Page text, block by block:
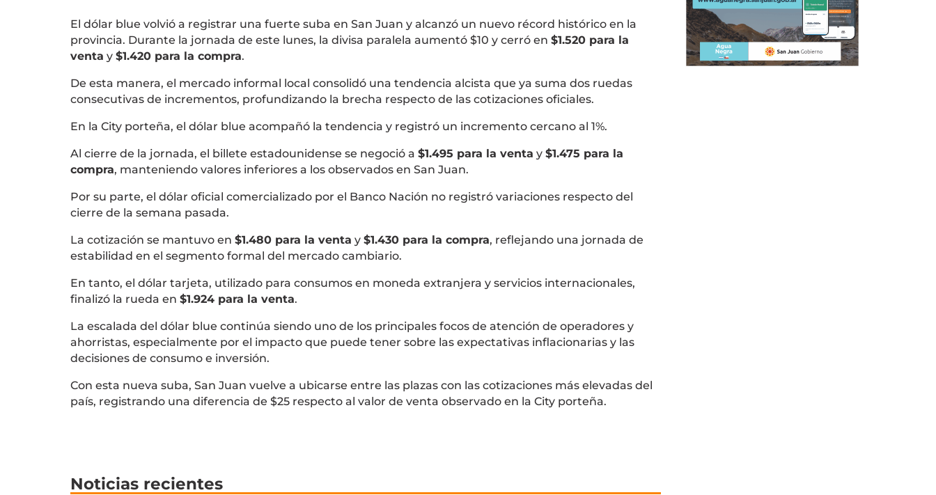
El dólar blue volvió a registrar una fuerte suba en San Juan y alcanzó un nuevo récord histórico en la
provincia. Durante la jornada de este lunes, la divisa paralela aumentó $10 y cerró en $1.520 para la
venta y $1.420 para la compra.
De esta manera, el mercado informal local consolidó una tendencia alcista que ya suma dos ruedas
consecutivas de incrementos, profundizando la brecha respecto de las cotizaciones oficiales.
En la City porteña, el dólar blue acompañó la tendencia y registró un incremento cercano al 1%.
Al cierre de la jornada, el billete estadounidense se negoció a $1.495 para la venta y $1.475 para la
compra, manteniendo valores inferiores a los observados en San Juan.
Por su parte, el dólar oficial comercializado por el Banco Nación no registró variaciones respecto del
cierre de la semana pasada.
La cotización se mantuvo en $1.480 para la venta y $1.430 para la compra, reflejando una jornada de
estabilidad en el segmento formal del mercado cambiario.
En tanto, el dólar tarjeta, utilizado para consumos en moneda extranjera y servicios internacionales,
finalizó la rueda en $1.924 para la venta.
La escalada del dólar blue continúa siendo uno de los principales focos de atención de operadores y
ahorristas, especialmente por el impacto que puede tener sobre las expectativas inflacionarias y las
decisiones de consumo e inversión.
Con esta nueva suba, San Juan vuelve a ubicarse entre las plazas con las cotizaciones más elevadas del
país, registrando una diferencia de $25 respecto al valor de venta observado en la City porteña.
Noticias recientes